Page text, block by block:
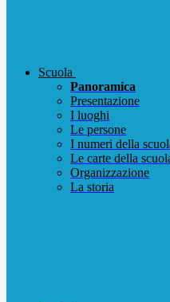
Scuola
Panoramica
Presentazione
I luoghi
Le persone
I numeri della
Le carte della
Organizzazione
La storia